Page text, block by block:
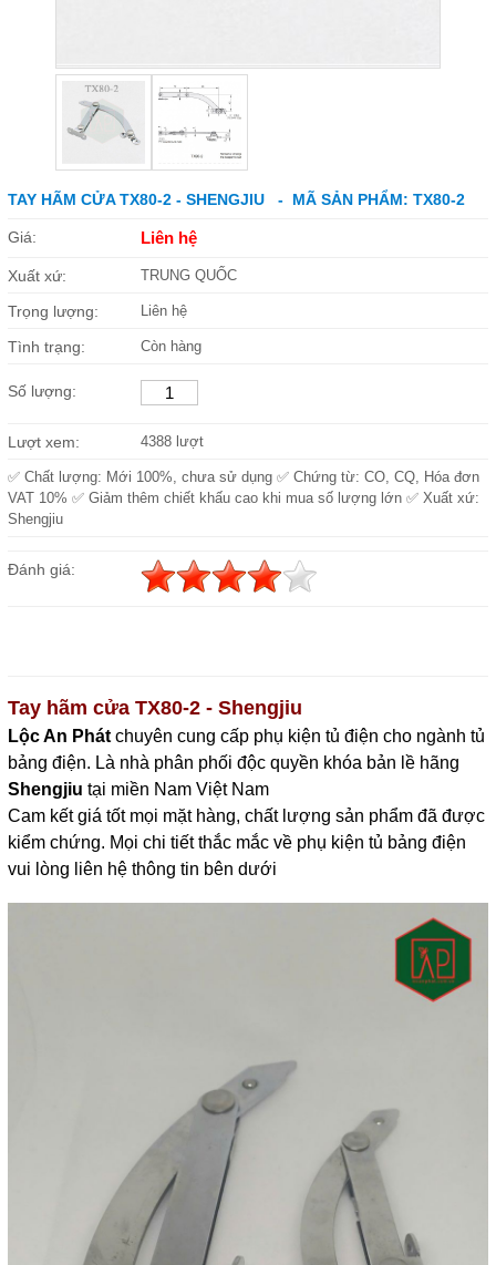
TAY HÃM CỬA TX80-2 - SHENGJIU - MÃ SẢN PHẨM: TX80-2
Giá: Liên hệ
Xuất xứ: TRUNG QUỐC
Trọng lượng: Liên hệ
Tình trạng: Còn hàng
Số lượng:
Lượt xem: 4388 lượt
✅ Chất lượng: Mới 100%, chưa sử dụng ✅ Chứng từ: CO, CQ, Hóa đơn
VAT 10% ✅ Giảm thêm chiết khấu cao khi mua số lượng lớn ✅ Xuất xứ:
Shengjiu
Đánh giá:
Tay hãm cửa TX80-2 - Shengjiu
Lộc An Phátchuyên cung cấp phụ kiện tủ điện cho ngành tủ
Shengjiu tại miền Nam Việt Nam
Cam kết giá tốt mọi mặt hàng, chất lượng sản phẩm đã được
kiểm chứng. Mọi chi tiết thắc mắc về phụ kiện tủ bảng điện
vui lòng liên hệ thông tin bên dưới